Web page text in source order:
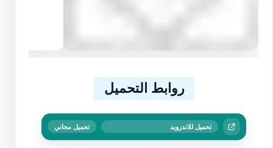
روابط التحميل
تحميل للاندرويد تحميل مجاني